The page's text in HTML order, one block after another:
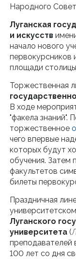
Народного
Луганская
и искусств
начало нового
первокурсников
площади
Торжественная
В ходе
"факела знаний".
торжественное
чего впервые
которых будут
обучения. Затем
факультетов
билеты
Праздничная
Луганского
университета (
преподавателей
100 лет со дня